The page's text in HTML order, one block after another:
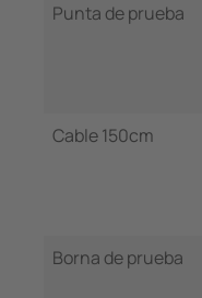
Punta de prueba
Cable 150cm
Borna de prueba